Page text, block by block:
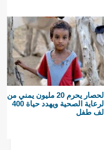
الحصار يحرم 20 مليون يمني من
الرعاية الصحية ويهدد حياة 400
طفل